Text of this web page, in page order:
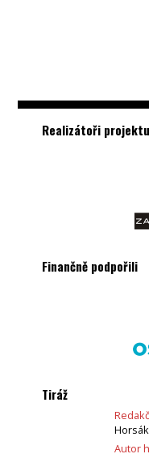
Realizátoři projektu
Finančně podpořili
Tiráž
Autor